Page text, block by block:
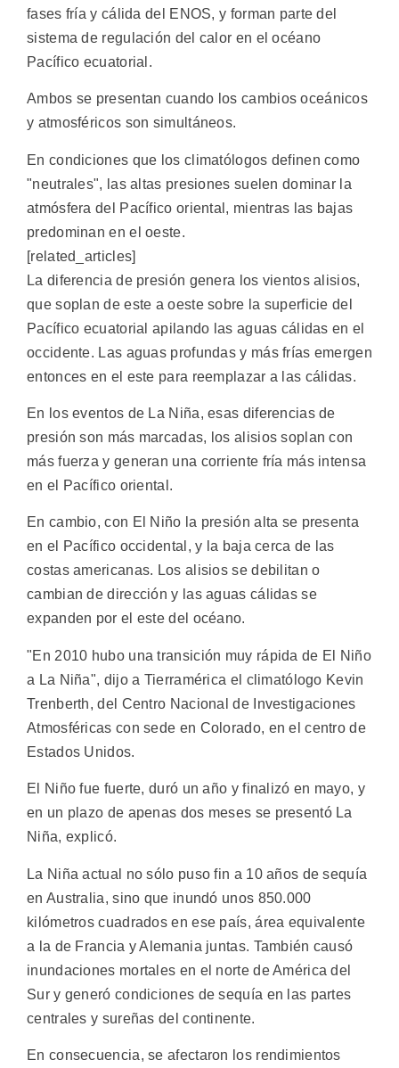
fases fría y cálida del ENOS, y forman parte del
sistema de regulación del calor en el océano
Pacífico ecuatorial.
Ambos se presentan cuando los cambios oceánicos
y atmosféricos son simultáneos.
En condiciones que los climatólogos definen como
"neutrales", las altas presiones suelen dominar la
atmósfera del Pacífico oriental, mientras las bajas
predominan en el oeste.
[related_articles]
La diferencia de presión genera los vientos alisios,
que soplan de este a oeste sobre la superficie del
Pacífico ecuatorial apilando las aguas cálidas en el
occidente. Las aguas profundas y más frías emergen
entonces en el este para reemplazar a las cálidas.
En los eventos de La Niña, esas diferencias de
presión son más marcadas, los alisios soplan con
más fuerza y generan una corriente fría más intensa
en el Pacífico oriental.
En cambio, con El Niño la presión alta se presenta
en el Pacífico occidental, y la baja cerca de las
costas americanas. Los alisios se debilitan o
cambian de dirección y las aguas cálidas se
expanden por el este del océano.
"En 2010 hubo una transición muy rápida de El Niño
a La Niña", dijo a Tierramérica el climatólogo Kevin
Trenberth, del Centro Nacional de Investigaciones
Atmosféricas con sede en Colorado, en el centro de
Estados Unidos.
El Niño fue fuerte, duró un año y finalizó en mayo, y
en un plazo de apenas dos meses se presentó La
Niña, explicó.
La Niña actual no sólo puso fin a 10 años de sequía
en Australia, sino que inundó unos 850.000
kilómetros cuadrados en ese país, área equivalente
a la de Francia y Alemania juntas. También causó
inundaciones mortales en el norte de América del
Sur y generó condiciones de sequía en las partes
centrales y sureñas del continente.
En consecuencia, se afectaron los rendimientos